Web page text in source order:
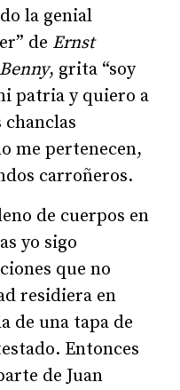
la genial
de Ernst
, grita “soy
patria y quiero a
chanclas
me pertenecen,
carroñeros.
de cuerpos en
yo sigo
que no
residiera en
de una tapa de
Entonces
de Juan